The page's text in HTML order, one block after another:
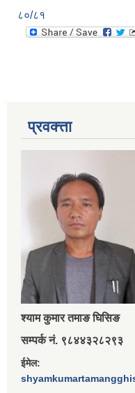
८०/८१
प्रवक्त्ता
श्‍याम कुमार तमाङ घिसिङ
सम्पर्क नं. ९८४४३२८२९३
ईमेल: